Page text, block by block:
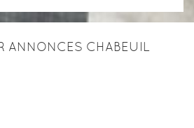
ANNONCES CHABEUIL